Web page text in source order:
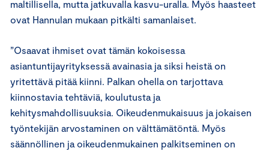
maltillisella, mutta jatkuvalla kasvu-uralla. Myös haasteet
ovat Hannulan mukaan pitkälti samanlaiset.
”Osaavat ihmiset ovat tämän kokoisessa
asiantuntijayrityksessä avainasia ja siksi heistä on
yritettävä pitää kiinni. Palkan ohella on tarjottava
kiinnostavia tehtäviä, koulutusta ja
kehitysmahdollisuuksia. Oikeudenmukaisuus ja jokaisen
työntekijän arvostaminen on välttämätöntä. Myös
säännöllinen ja oikeudenmukainen palkitseminen on